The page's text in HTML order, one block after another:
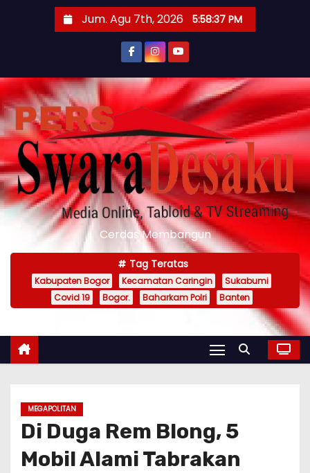
t
o
c
o
n
t
e
Jum. Agu 7th, 2026 5:58:38 PM
Cerdas Membangun
Tag Teratas
Kabupaten Bogor Kecamatan Caringin
Sukabumi
Covid 19
Bogor. Baharkam Polri Banten
MEGAPOLITAN
Di Duga Rem Blong, 5
Mobil Alami Tabrakan